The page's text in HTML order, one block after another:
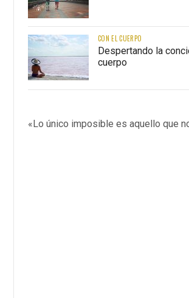
CON EL CUERPO
Despertando la
cuerpo
«Lo único imposible es aquello que